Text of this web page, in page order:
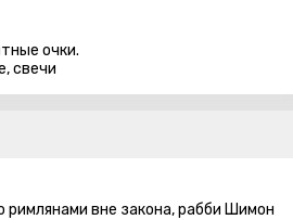
очки.
свечи
римлянами вне закона, рабби Шимон